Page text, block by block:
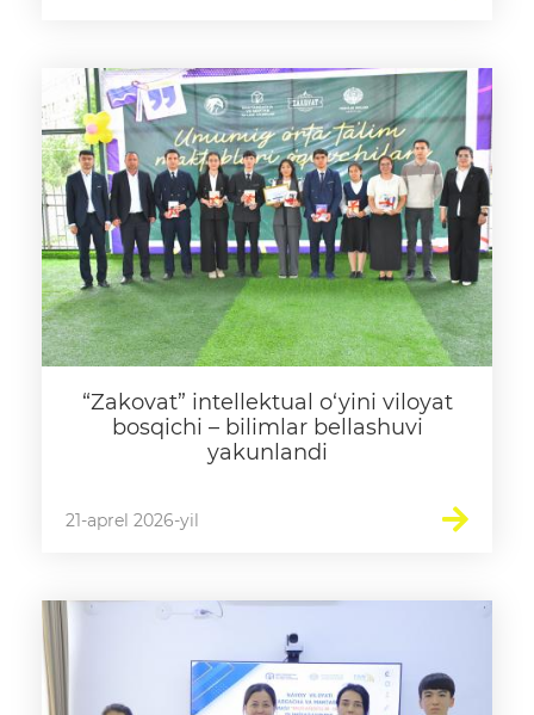
“Zakovat” intellektual o‘yini viloyat
bosqichi – bilimlar bellashuvi
yakunlandi
21-aprel 2026-yil